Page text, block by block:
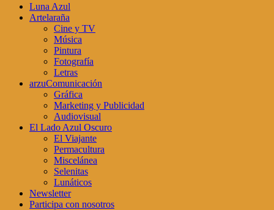
Luna Azul
Artelaraña
Cine y TV
Música
Pintura
Fotografía
Letras
arzuComunicación
Gráfica
Marketing y Publicidad
Audiovisual
El Lado Azul Oscuro
El Viajante
Permacultura
Miscelánea
Selenitas
Lunáticos
Newsletter
Participa con nosotros